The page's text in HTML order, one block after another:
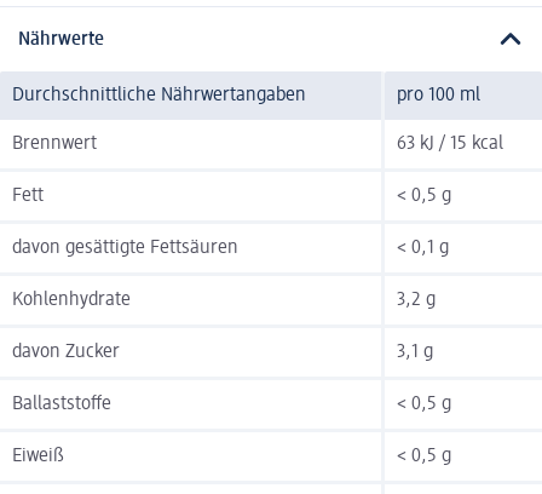
Nährwerte
Durchschnittliche Nährwertangaben pro 100 ml
Brennwert 63 kJ / 15 kcal
Fett < 0,5 g
davon gesättigte Fettsäuren < 0,1 g
Kohlenhydrate 3,2 g
davon Zucker 3,1 g
Ballaststoffe < 0,5 g
Eiweiß < 0,5 g